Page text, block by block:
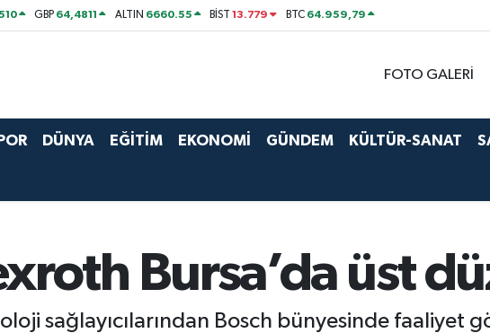
GBP 64,4811 ALTIN 6660.55 BİST13.779 BTC 64.959,79
FOTO GALERİ
DÜNYA EĞİTİM EKONOMİ GÜNDEM KÜLTÜR-SANAT
Bursa’da üst
sağlayıcılarından Bosch bünyesinde faaliyet